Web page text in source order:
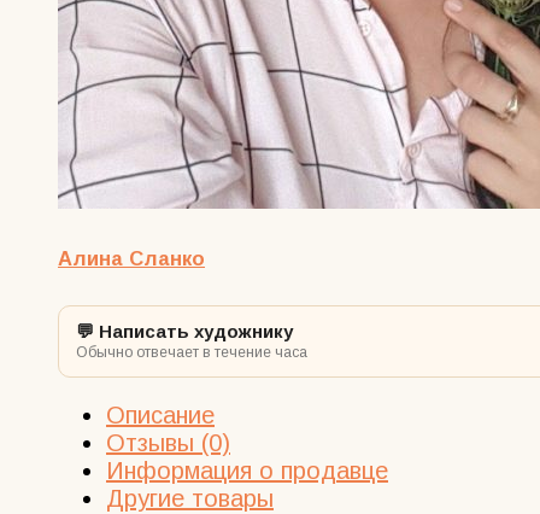
Алина Сланко
💬 Написать художнику
Обычно отвечает в течение часа
Описание
Отзывы (0)
Информация о продавце
Другие товары